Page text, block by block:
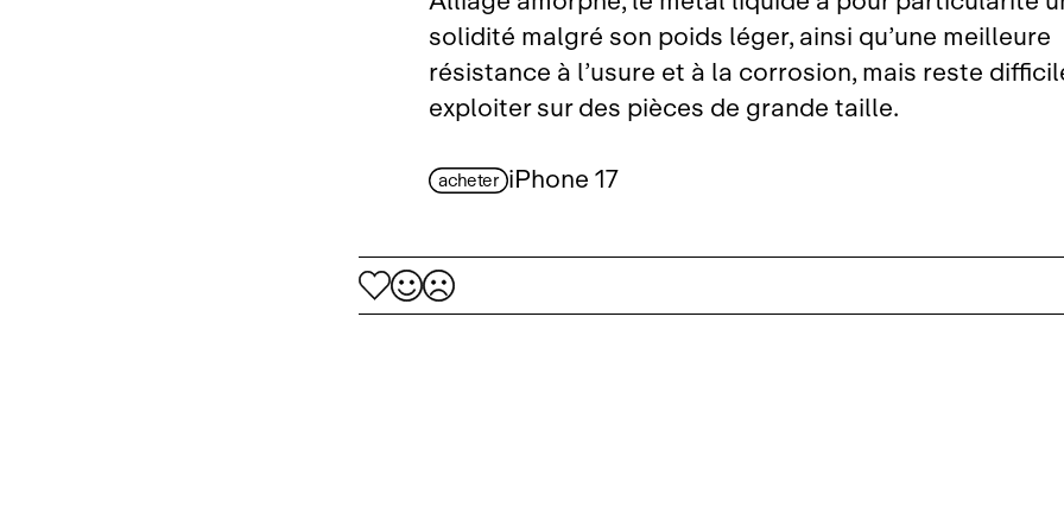
solidité malgré son poids léger, ainsi qu’une meilleure
résistance à l’usure et à la corrosion, mais reste
exploiter sur des pièces de grande taille.
acheter iPhone 17